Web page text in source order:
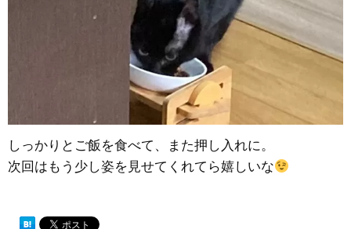
しっかりとご飯を食べて、また押し入れに。
次回はもう少し姿を見せてくれてら嬉しいな